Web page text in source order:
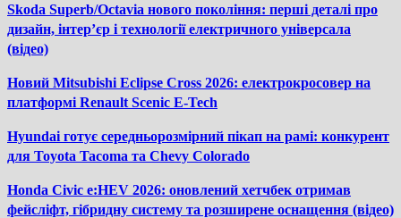
Skoda Superb/Octavia нового покоління: перші деталі про
дизайн, інтер’єр і технології електричного універсала
(відео)
Новий Mitsubishi Eclipse Cross 2026: електрокросовер на
платформі Renault Scenic E-Tech
Hyundai готує середньорозмірний пікап на рамі: конкурент
для Toyota Tacoma та Chevy Colorado
Honda Civic e:HEV 2026: оновлений хетчбек отримав
фейсліфт, гібридну систему та розширене оснащення (відео)